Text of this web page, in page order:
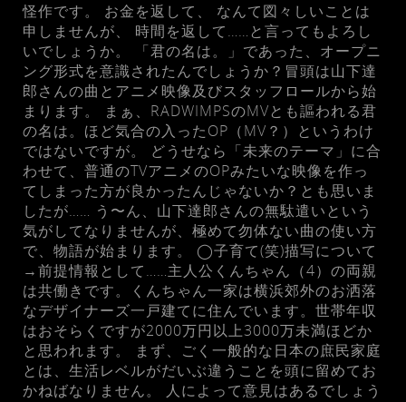
怪作です。 お金を返して、 なんて図々しいことは
申しませんが、 時間を返して……と言ってもよろし
いでしょうか。 「君の名は。」であった、オープニ
ング形式を意識されたんでしょうか？冒頭は山下達
郎さんの曲とアニメ映像及びスタッフロールから始
まります。 まぁ、RADWIMPSのMVとも謳われる君
の名は。ほど気合の入ったOP（MV？）というわけ
ではないですが。 どうせなら「未来のテーマ」に合
わせて、普通のTVアニメのOPみたいな映像を作っ
てしまった方が良かったんじゃないか？とも思いま
したが…… う〜ん、山下達郎さんの無駄遣いという
気がしてなりませんが、極めて勿体ない曲の使い方
で、物語が始まります。 ◯子育て(笑)描写について
→前提情報として……主人公くんちゃん（4）の両親
は共働きです。くんちゃん一家は横浜郊外のお洒落
なデザイナーズ一戸建てに住んでいます。世帯年収
はおそらくですが2000万円以上3000万未満ほどか
と思われます。 まず、ごく一般的な日本の庶民家庭
とは、生活レベルがだいぶ違うことを頭に留めてお
かねばなりません。 人によって意見はあるでしょう